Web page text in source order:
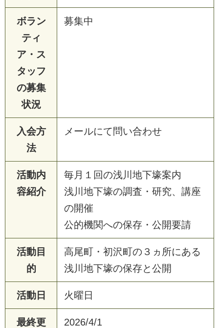
ボラン
ティ
ア・ス
タッフ
の募集
状況
募集中
入会方
法
メールにて問い合わせ
活動内
容紹介
毎月１回の浅川地下壕案内
浅川地下壕の調査・研究、講座
の開催
公的機関への保存・公開要請
活動目
的
高尾町・初沢町の３ヵ所にある
浅川地下壕の保存と公開
活動日 火曜日
最終更
2026/4/1